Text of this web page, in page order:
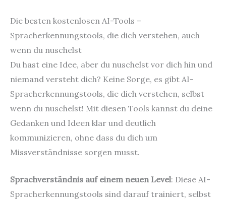
Die besten kostenlosen AI-Tools –
Spracherkennungstools, die dich verstehen, auch
wenn du nuschelst
Du hast eine Idee, aber du nuschelst vor dich hin und
niemand versteht dich? Keine Sorge, es gibt AI-
Spracherkennungstools, die dich verstehen, selbst
wenn du nuschelst! Mit diesen Tools kannst du deine
Gedanken und Ideen klar und deutlich
kommunizieren, ohne dass du dich um
Missverständnisse sorgen musst.
Sprachverständnis auf einem neuen Level: Diese AI-
Spracherkennungstools sind darauf trainiert, selbst